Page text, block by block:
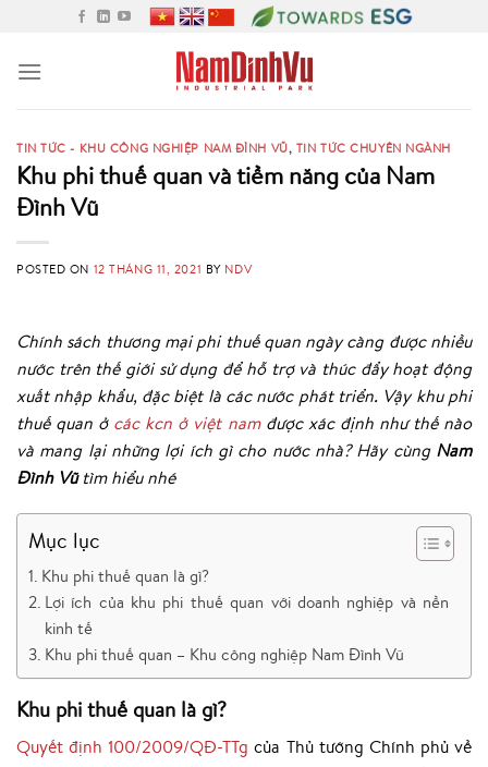
content
TIN TỨC - KHU CÔNG NGHIỆP NAM ĐÌNH VŨ, TIN TỨC CHUYÊN NGÀNH
Khu phi thuế quan và tiềm năng của Nam
Đình Vũ
POSTED ON 12 THÁNG 11, 2021 BY NDV
Chính sách thương mại phi thuế quan ngày càng được nhiều
nước trên thế giới sử dụng để hỗ trợ và thúc đẩy hoạt động
xuất nhập khẩu, đặc biệt là các nước phát triển. Vậy khu phi
thuế quan ở các kcn ở việt namđược xác định như thế nào
và mang lại những lợi ích gì cho nước nhà? Hãy cùng Nam
Đình Vũtìm hiểu nhé
Mục lục
Khu phi thuế quan là gì?
Lợi ích của khu phi thuế quan với doanh nghiệp và nền
kinh tế
Khu phi thuế quan – Khu công nghiệp Nam Đình Vũ
Khu phi thuế quan là gì?
Quyết định 100/2009/QĐ-TTg của Thủ tướng Chính phủ về